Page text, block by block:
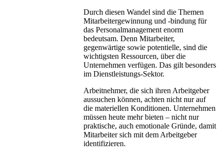
Durch diesen Wandel sind die Themen
Mitarbeitergewinnung und -bindung für
das Personalmanagement enorm
bedeutsam. Denn Mitarbeiter,
gegenwärtige sowie potentielle, sind die
wichtigsten Ressourcen, über die
Unternehmen verfügen. Das gilt besonders
im Dienstleistungs-Sektor.
Arbeitnehmer, die sich ihren Arbeitgeber
aussuchen können, achten nicht nur auf
die materiellen Konditionen. Unternehmen
müssen heute mehr bieten – nicht nur
praktische, auch emotionale Gründe, damit
Mitarbeiter sich mit dem Arbeitgeber
identifizieren.